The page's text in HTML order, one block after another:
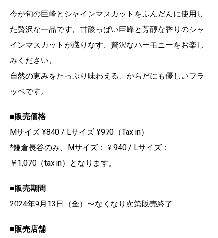
今が旬の巨峰とシャインマスカットをふんだんに使用し
た贅沢な一品です。甘酸っぱい巨峰と芳醇な香りのシャ
インマスカットが織りなす、贅沢なハーモニーをお楽し
みください。
自然の恵みをたっぷり味わえる、からだにも優しいフラ
ッペです。
■販売価格
Mサイズ ¥840 / Lサイズ ¥970（Tax in）
*鎌倉長谷のみ、Mサイズ：￥940 / Lサイズ：
￥1,070（tax in）となります。
■販売期間
2024年9月13日（金）〜なくなり次第販売終了
■販売店舗